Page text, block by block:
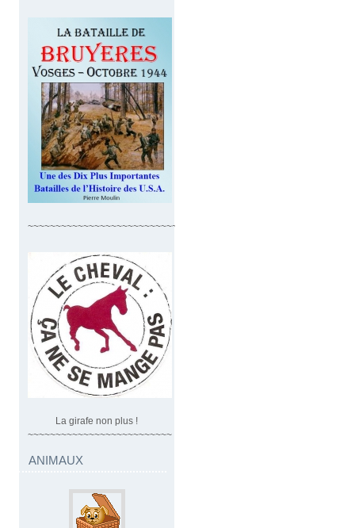
~~~~~~~~~~~~~~~~~~~~~~~~~~~~
La girafe non plus !
~~~~~~~~~~~~~~~~~~~~~~~~~~
ANIMAUX